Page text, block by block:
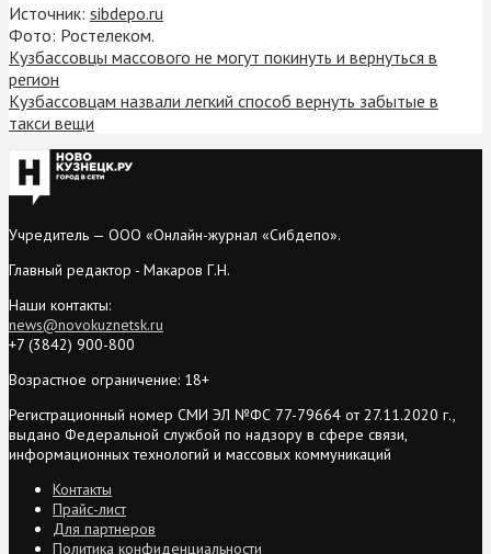
Источник: sibdepo.ru
Фото: Ростелеком.
Кузбассовцы массового не могут покинуть и вернуться в
регион
Кузбассовцам назвали легкий способ вернуть забытые в
такси вещи
Учредитель — ООО «Онлайн-журнал «Сибдепо».
Главный редактор - Макаров Г.Н.
Наши контакты:
news@novokuznetsk.ru
+7 (3842) 900-800
Возрастное ограничение: 18+
Регистрационный номер СМИ ЭЛ №ФС 77-79664 от 27.11.2020 г.,
выдано Федеральной службой по надзору в сфере связи,
информационных технологий и массовых коммуникаций
Контакты
Прайс-лист
Для партнеров
Политика конфиденциальности